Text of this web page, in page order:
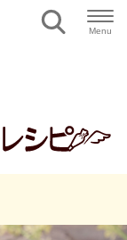
Menu